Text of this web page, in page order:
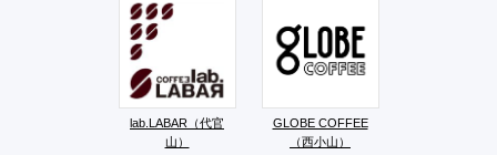
lab.LABAR（代官
山）
GLOBE COFFEE
（西小山）